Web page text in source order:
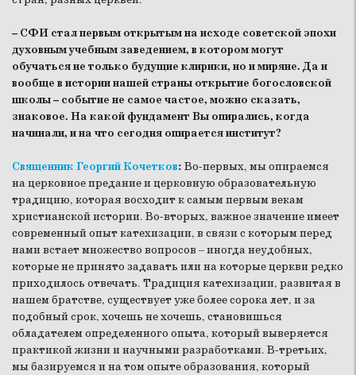
– СФИ стал первым открытым на исходе советской эпохи
духовным учебным заведением, в котором могут
обучаться не только будущие клирики, но и миряне. Да и
вообще в истории нашей страны открытие богословской
школы – событие не самое частое, можно сказать,
знаковое. На какой фундамент Вы опирались, когда
начинали, и на что сегодня опирается институт?
Священник Георгий Кочетков: Во-первых, мы опираемся
на церковное предание и церковную образовательную
традицию, которая восходит к самым первым векам
христианской истории. Во-вторых, важное значение имеет
современный опыт катехизации, в связи с которым перед
нами встает множество вопросов – иногда неудобных,
которые не принято задавать или на которые церкви редко
приходилось отвечать. Традиция катехизации, развитая в
нашем братстве, существует уже более сорока лет, и за
подобный срок, хочешь не хочешь, становишься
обладателем определенного опыта, который выверяется
практикой жизни и научными разработками. В-третьих,
мы базируемся и на том опыте образования, который